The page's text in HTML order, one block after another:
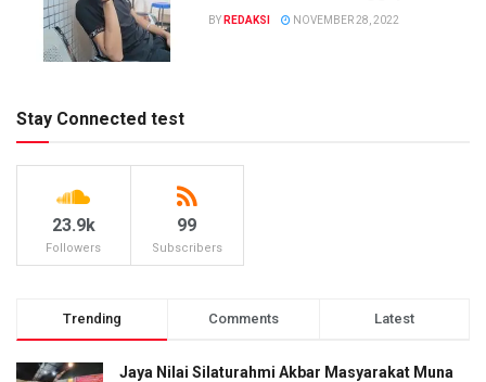
BY REDAKSI NOVEMBER 28, 2022
Stay Connected test
23.9k
Followers
99
Subscribers
Trending Comments Latest
Jaya Nilai Silaturahmi Akbar Masyarakat Muna